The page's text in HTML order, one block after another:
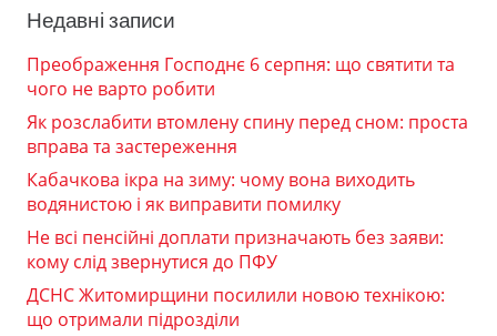
Недавні записи
Преображення Господнє 6 серпня: що святити та
чого не варто робити
Як розслабити втомлену спину перед сном: проста
вправа та застереження
Кабачкова ікра на зиму: чому вона виходить
водянистою і як виправити помилку
Не всі пенсійні доплати призначають без заяви:
кому слід звернутися до ПФУ
ДСНС Житомирщини посилили новою технікою:
що отримали підрозділи